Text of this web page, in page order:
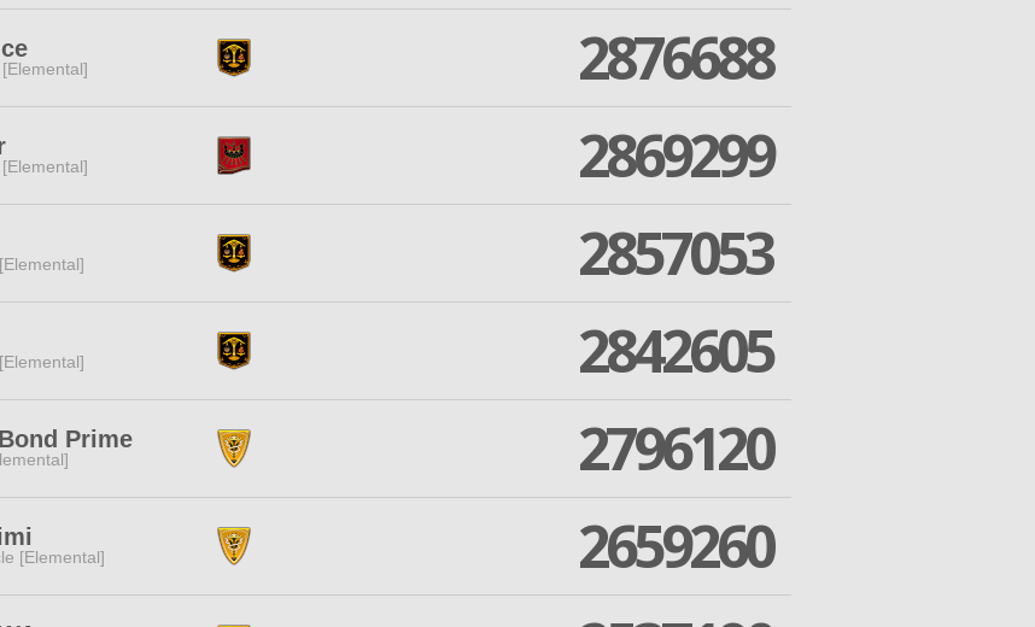
2876688
2869299
2857053
2842605
Prime
2796120
[Elemental]
2659260